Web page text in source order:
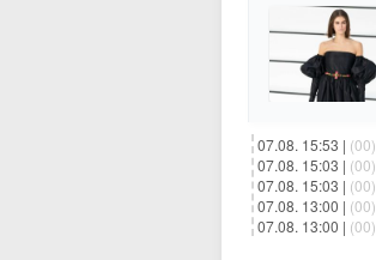
07.08. 15:53 | (00)
07.08. 15:03 | (00)
07.08. 15:03 | (00)
07.08. 13:00 | (00)
07.08. 13:00 | (00)